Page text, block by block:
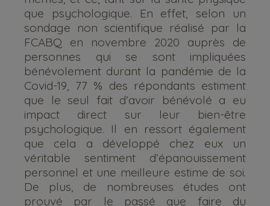
que psychologique. En effet, selon un
sondage non scientifique réalisé par la
FCABQ en novembre 2020 auprès de
personnes qui se sont impliquées
bénévolement durant la pandémie de la
Covid-19, 77 % des répondants estiment
que le seul fait d’avoir bénévolé a eu
impact direct sur leur bien-être
psychologique. Il en ressort également
que cela a développé chez eux un
véritable sentiment d’épanouissement
personnel et une meilleure estime de soi.
De plus, de nombreuses études ont
prouvé par le passé que faire du